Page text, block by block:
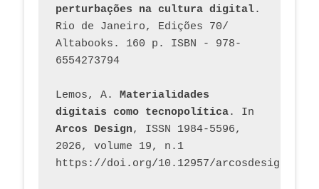
perturbações na cultura digital.
Rio de Janeiro, Edições 70/
Altabooks. 160 p. ISBN - 978-
6554273794
Lemos, A. Materialidades
digitais como tecnopolítica
Arcos Design, ISSN 1984-5596,
2026, volume 19, n.1
https://doi.org/10.12957/